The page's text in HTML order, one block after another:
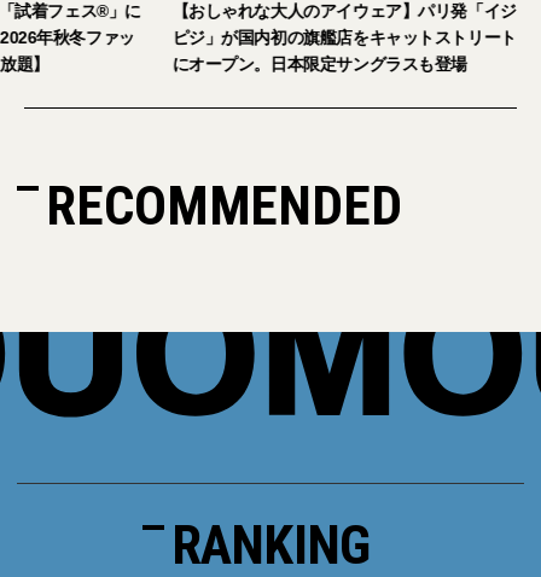
開催。「試着フェス®︎」に
待。【2026年秋冬ファッ
ム試し放題】
【おしゃれな大人のアイウェア】パリ発
ピジ」が国内初の旗艦店をキャットスト
にオープン。日本限定サングラスも登場
RECOMMENDED
RANKING